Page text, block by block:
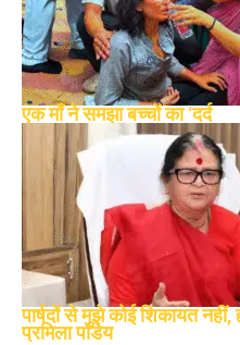
एक माँ ने समझा बच्चों का ‘दर्द
पार्षदों से मुझे कोई शिकायत नहीं,
प्रमिला पांडेय